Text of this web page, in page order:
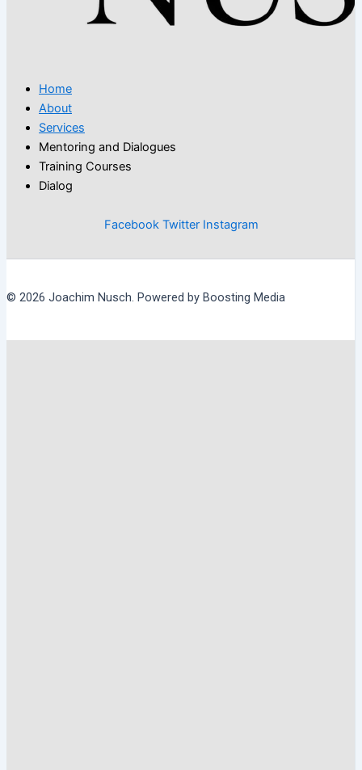
Home
About
Services
Mentoring and Dialogues
Training Courses
Dialog
Facebook Twitter Instagram
© 2026 Joachim Nusch. Powered by Boosting Media